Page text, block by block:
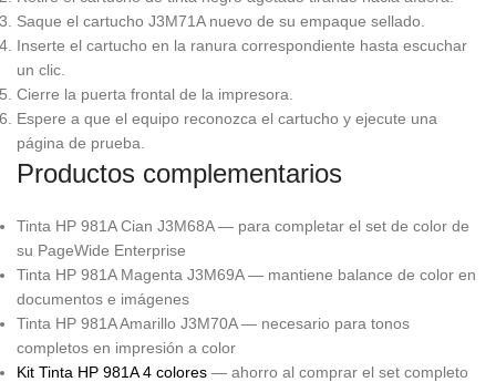
Saque el cartucho J3M71A nuevo de su empaque sellado.
Inserte el cartucho en la ranura correspondiente hasta escuchar
un clic.
Cierre la puerta frontal de la impresora.
Espere a que el equipo reconozca el cartucho y ejecute una
página de prueba.
Productos complementarios
Tinta HP 981A Cian J3M68A — para completar el set de color de
su PageWide Enterprise
Tinta HP 981A Magenta J3M69A — mantiene balance de color en
documentos e imágenes
Tinta HP 981A Amarillo J3M70A — necesario para tonos
completos en impresión a color
Kit Tinta HP 981A 4 colores — ahorro al comprar el set completo